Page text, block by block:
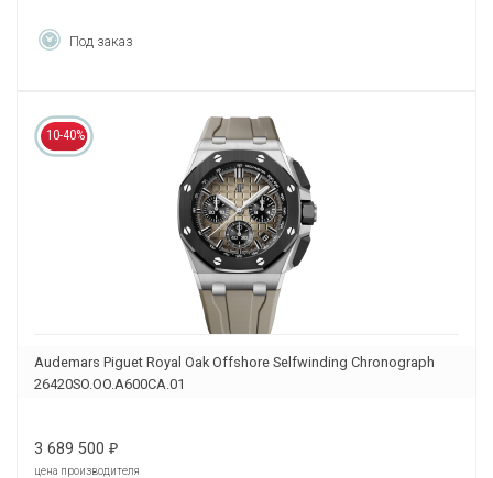
Под заказ
10-40%
Audemars Piguet Royal Oak Offshore Selfwinding Chronograph
26420SO.OO.A600CA.01
3 689 500 ₽
цена производителя